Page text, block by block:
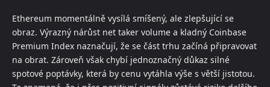
Ethereum momentálně vysílá smíšený, ale zlepšující se
obraz. Výrazný nárůst net taker volume a kladný Coinbase
Premium Index naznačují, že se část trhu začíná připravovat
na obrat. Zároveň však chybí jednoznačný důkaz silné
spotové poptávky, která by cenu vytáhla výše s větší jistotou.